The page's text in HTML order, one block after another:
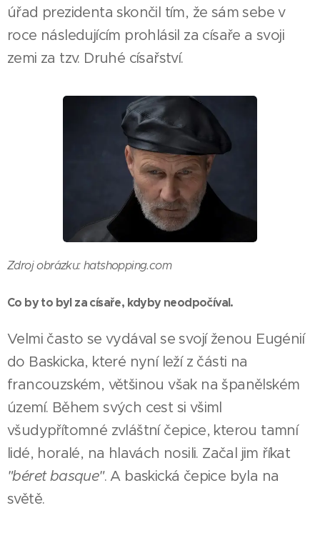
úřad prezidenta skončil tím, že sám sebe v
roce následujícím prohlásil za císaře a svoji
zemi za tzv. Druhé císařství.
Zdroj obrázku: hatshopping.com
Co by to byl za císaře, kdyby neodpočíval.
Velmi často se vydával se svojí ženou Eugénií
do Baskicka, které nyní leží z části na
francouzském, většinou však na španělském
území. Během svých cest si všiml
všudypřítomné zvláštní čepice, kterou tamní
lidé, horalé, na hlavách nosili. Začal jim říkat
"béret basque". A baskická čepice byla na
světě.